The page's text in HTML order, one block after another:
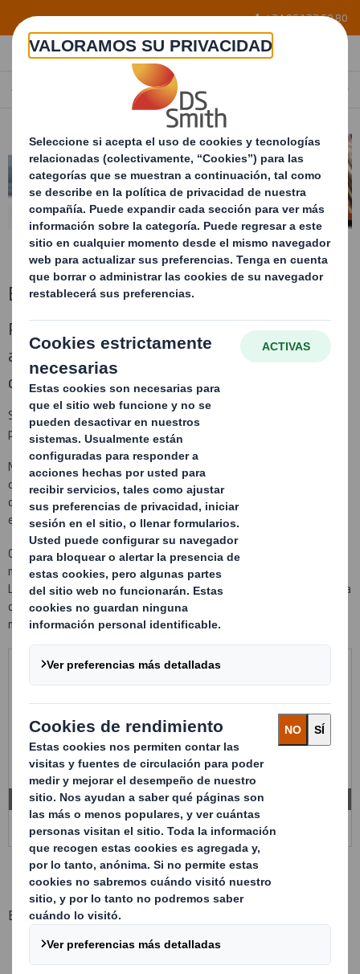
Skip to main content +34 96 122 60 80
ES
Embalaje metálico
Racks y trenes metálicos con
acondicionamiento interior multimaterial
diseñado a medida de las piezas
Soluciones de embalaje metálico. Robustas, retornables y válidas
para multitud de aplicaciones y diseños.
Nuestros diseños de embalajes metálicos destacan por su alta
optimización del espacio, gracias al acondicionamiento interior
desarrollado a medida de las piezas a transportar. Maximizando de
esta forma la cantidad de producto por contenedor metálico.
Contamos con dos tipos de embalajes diferenciados, racks
metálicos con acondicionamiento interior y apilables, y Trenes
Lean con ruedas y acoplables entre sí para que una carretilla pueda
desplazarlos fácilmente y el embalaje vaya directo a línea de
montaje.
Beneficios clave
Excelente protección de las piezas gracias al
acondicionamiento